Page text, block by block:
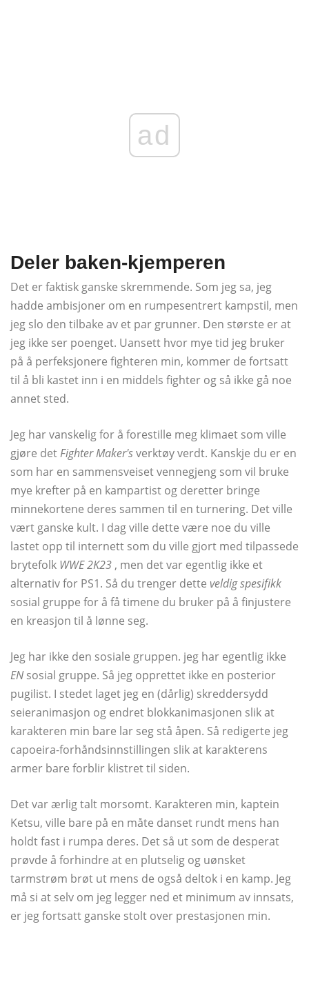
ad
Deler baken-kjemperen
Det er faktisk ganske skremmende. Som jeg sa, jeg
hadde ambisjoner om en rumpesentrert kampstil, men
jeg slo den tilbake av et par grunner. Den største er at
jeg ikke ser poenget. Uansett hvor mye tid jeg bruker
på å perfeksjonere fighteren min, kommer de fortsatt
til å bli kastet inn i en middels fighter og så ikke gå noe
annet sted.
Jeg har vanskelig for å forestille meg klimaet som ville
gjøre detFighter Maker'sverktøy verdt. Kanskje du er en
som har en sammensveiset vennegjeng som vil bruke
mye krefter på en kampartist og deretter bringe
minnekortene deres sammen til en turnering. Det ville
vært ganske kult. I dag ville dette være noe du ville
lastet opp til internett som du ville gjort med tilpassede
brytefolk WWE 2K23 , men det var egentlig ikke et
alternativ for PS1. Så du trenger dette veldig spesifikk
sosial gruppe for å få timene du bruker på å finjustere
en kreasjon til å lønne seg.
Jeg har ikke den sosiale gruppen. jeg har egentlig ikke
ENsosial gruppe. Så jeg opprettet ikke en posterior
pugilist. I stedet laget jeg en (dårlig) skreddersydd
seieranimasjon og endret blokkanimasjonen slik at
karakteren min bare lar seg stå åpen. Så redigerte jeg
capoeira-forhåndsinnstillingen slik at karakterens
armer bare forblir klistret til siden.
Det var ærlig talt morsomt. Karakteren min, kaptein
Ketsu, ville bare på en måte danset rundt mens han
holdt fast i rumpa deres. Det så ut som de desperat
prøvde å forhindre at en plutselig og uønsket
tarmstrøm brøt ut mens de også deltok i en kamp. Jeg
må si at selv om jeg legger ned et minimum av innsats,
er jeg fortsatt ganske stolt over prestasjonen min.